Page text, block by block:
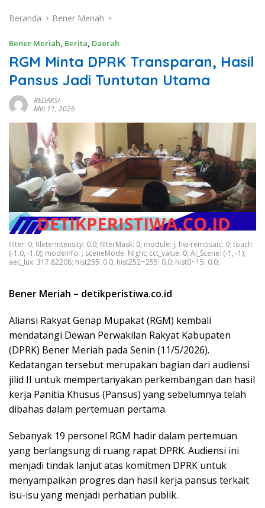
Beranda Bener Meriah
Bener Meriah, Berita, Daerah
RGM Minta DPRK Transparan, Hasil
Pansus Jadi Tuntutan Utama
REDAKSI
Mei 11, 2026
filter: 0; fileterIntensity: 0.0; filterMask: 0; module: j; hw-remosaic: 0; touch:
(-1.0, -1.0); modeInfo: ; sceneMode: Night; cct_value: 0; AI_Scene: (-1, -1);
aec_lux: 317.82208; hist255: 0.0; hist252~255: 0.0; hist0~15: 0.0;
Bener Meriah – detikperistiwa.co.id
Aliansi Rakyat Genap Mupakat (RGM) kembali
mendatangi Dewan Perwakilan Rakyat Kabupaten
(DPRK) Bener Meriah pada Senin (11/5/2026).
Kedatangan tersebut merupakan bagian dari audiensi
jilid II untuk mempertanyakan perkembangan dan hasil
kerja Panitia Khusus (Pansus) yang sebelumnya telah
dibahas dalam pertemuan pertama.
Sebanyak 19 personel RGM hadir dalam pertemuan
yang berlangsung di ruang rapat DPRK. Audiensi ini
menjadi tindak lanjut atas komitmen DPRK untuk
menyampaikan progres dan hasil kerja pansus terkait
isu-isu yang menjadi perhatian publik.